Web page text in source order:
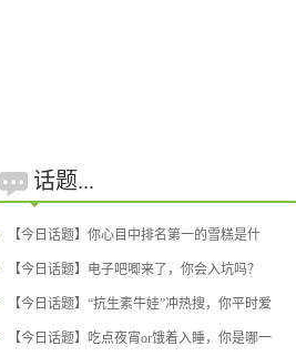
话题...
【今日话题】你心目中排名第一的雪糕是什
么？ (1回应)
【今日话题】电子吧唧来了，你会入坑吗？
(1回应)
【今日话题】“抗生素牛娃”冲热搜，你平时爱
吃吗？ (1回应)
【今日话题】吃点夜宵or饿着入睡，你是哪一